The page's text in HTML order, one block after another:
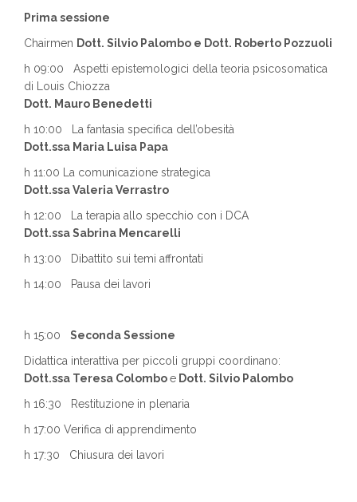
Prima sessione
Chairmen Dott. Silvio Palombo e Dott. Roberto Pozzuoli
h 09:00 Aspetti epistemologici della teoria psicosomatica
di Louis Chiozza
Dott. Mauro Benedetti
h 10:00 La fantasia specifica dell’obesità
Dott.ssa Maria Luisa Papa
h 11:00 La comunicazione strategica
Dott.ssa Valeria Verrastro
h 12:00 La terapia allo specchio con i DCA
Dott.ssa Sabrina Mencarelli
h 13:00 Dibattito sui temi affrontati
h 14:00 Pausa dei lavori
h 15:00 Seconda Sessione
Didattica interattiva per piccoli gruppi coordinano:
Dott.ssa Teresa Colomboe Dott. Silvio Palombo
h 16:30 Restituzione in plenaria
h 17:00 Verifica di apprendimento
h 17:30 Chiusura dei lavori